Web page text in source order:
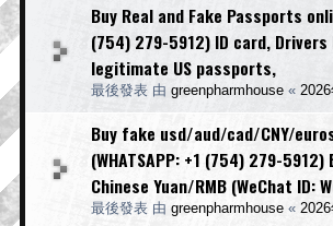
Buy Real and Fake Passports
(754) 279-5912) ID card,
legitimate US passports,
最後發表 由 greenpharmhouse «
Buy fake usd/aud/cad/CNY/
(WHATSAPP: +1 (754) 279-
Chinese Yuan/RMB (WeChat ID:
最後發表 由 greenpharmhouse «